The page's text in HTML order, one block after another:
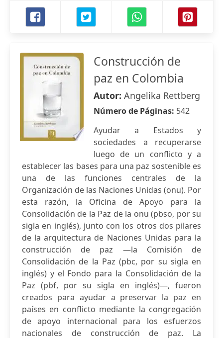
Construcción de
paz en Colombia
Autor: Angelika Rettberg
Número de Páginas: 542
Ayudar a Estados y
sociedades a recuperarse
luego de un conflicto y a
establecer las bases para una paz sostenible es
una de las funciones centrales de la
Organización de las Naciones Unidas (onu). Por
esta razón, la Oficina de Apoyo para la
Consolidación de la Paz de la onu (pbso, por su
sigla en inglés), junto con los otros dos pilares
de la arquitectura de Naciones Unidas para la
construcción de paz —la Comisión de
Consolidación de la Paz (pbc, por su sigla en
inglés) y el Fondo para la Consolidación de la
Paz (pbf, por su sigla en inglés)—, fueron
creados para ayudar a preservar la paz en
países en conflicto mediante la congregación
de apoyo internacional para los esfuerzos
nacionales de construcción de paz. La